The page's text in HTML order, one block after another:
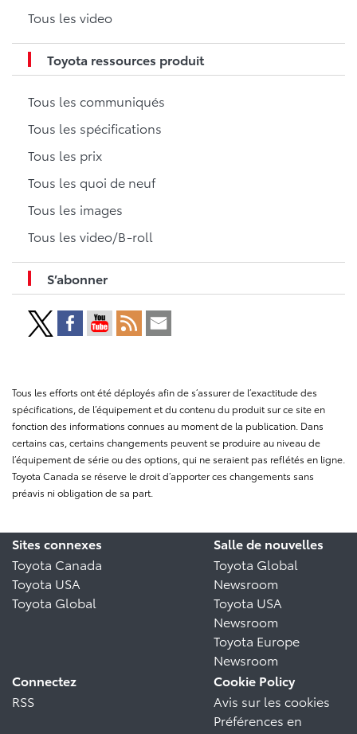
Tous les video
Toyota ressources produit
Tous les communiqués
Tous les spécifications
Tous les prix
Tous les quoi de neuf
Tous les images
Tous les video/B-roll
S’abonner
Tous les efforts ont été déployés afin de s’assurer de l’exactitude des
spécifications, de l’équipement et du contenu du produit sur ce site en
fonction des informations connues au moment de la publication. Dans
certains cas, certains changements peuvent se produire au niveau de
l’équipement de série ou des options, qui ne seraient pas reflétés en ligne.
Toyota Canada se réserve le droit d’apporter ces changements sans
préavis ni obligation de sa part.
Sites connexes
Toyota Canada
Toyota USA
Toyota Global
Salle de nouvelles
Toyota Global
Newsroom
Toyota USA
Newsroom
Toyota Europe
Newsroom
Connectez
RSS
Cookie Policy
Avis sur les cookies
Préférences en